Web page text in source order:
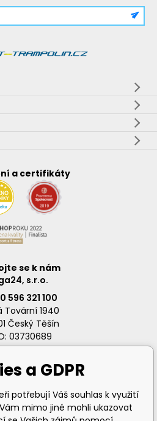
a certifikáty
se k nám
s.r.o.
596 321 100
Tovární 1940
Český Těšín
03730689
CZ03730689
trampolin.cz
a GDPR
potřebují Váš souhlas k využití
mimo jiné mohli ukazovat